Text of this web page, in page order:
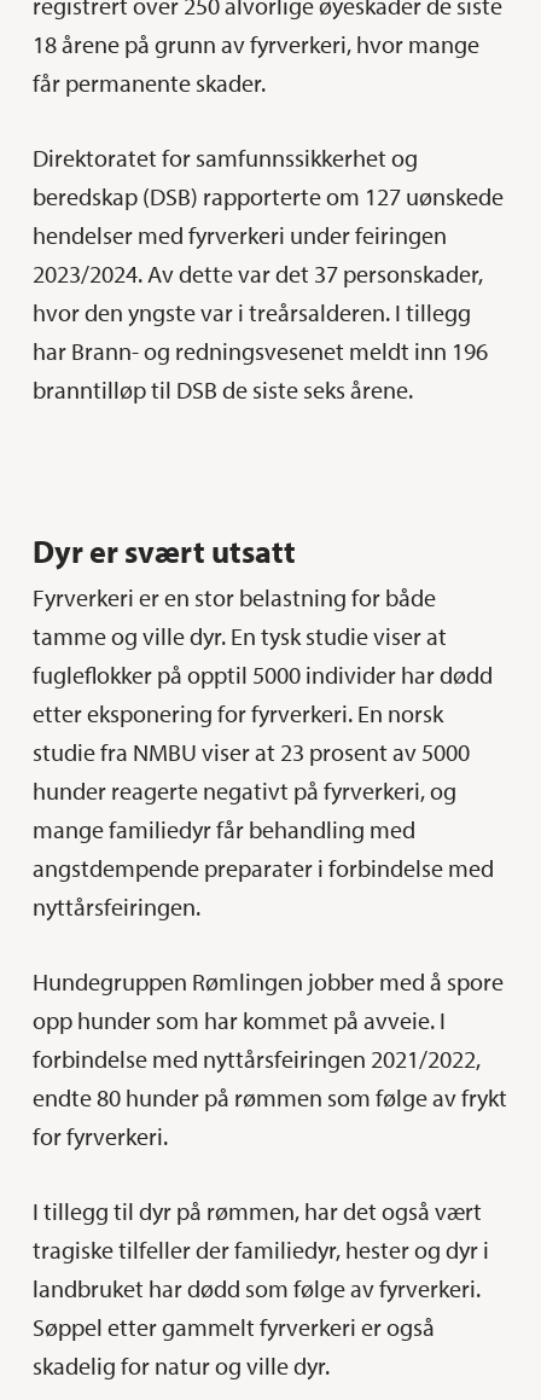
18 årene på grunn av fyrverkeri, hvor mange
får permanente skader.
Direktoratet for samfunnssikkerhet og
beredskap (DSB) rapporterte om 127 uønskede
hendelser med fyrverkeri under feiringen
2023/2024. Av dette var det 37 personskader,
hvor den yngste var i treårsalderen. I tillegg
har Brann- og redningsvesenet meldt inn 196
branntilløp til DSB de siste seks årene.
Dyr er svært utsatt
Fyrverkeri er en stor belastning for både
tamme og ville dyr. En tysk studie viser at
fugleflokker på opptil 5000 individer har dødd
etter eksponering for fyrverkeri. En norsk
studie fra NMBU viser at 23 prosent av 5000
hunder reagerte negativt på fyrverkeri, og
mange familiedyr får behandling med
angstdempende preparater i forbindelse med
nyttårsfeiringen.
Hundegruppen Rømlingen jobber med å spore
opp hunder som har kommet på avveie. I
forbindelse med nyttårsfeiringen 2021/2022,
endte 80 hunder på rømmen som følge av frykt
for fyrverkeri.
I tillegg til dyr på rømmen, har det også vært
tragiske tilfeller der familiedyr, hester og dyr i
landbruket har dødd som følge av fyrverkeri.
Søppel etter gammelt fyrverkeri er også
skadelig for natur og ville dyr.